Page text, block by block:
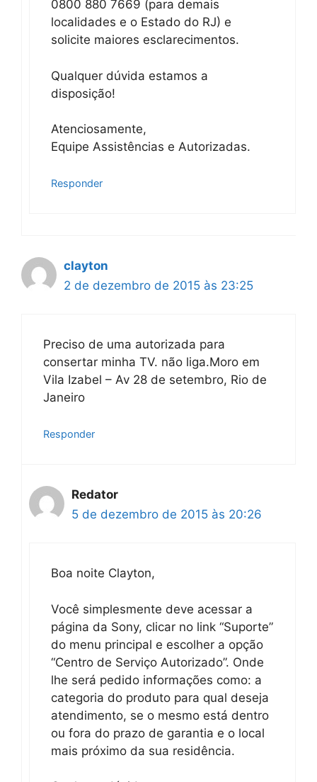
0800 880 7669 (para demais
localidades e o Estado do RJ) e
solicite maiores esclarecimentos.
Qualquer dúvida estamos a
disposição!
Atenciosamente,
Equipe Assistências e Autorizadas.
Responder
clayton
2 de dezembro de 2015 às 23:25
Preciso de uma autorizada para
consertar minha TV. não liga.Moro em
Vila Izabel – Av 28 de setembro, Rio de
Janeiro
Responder
Redator
5 de dezembro de 2015 às 20:26
Boa noite Clayton,
Você simplesmente deve acessar a
página da Sony, clicar no link “Suporte”
do menu principal e escolher a opção
“Centro de Serviço Autorizado”. Onde
lhe será pedido informações como: a
categoria do produto para qual deseja
atendimento, se o mesmo está dentro
ou fora do prazo de garantia e o local
mais próximo da sua residência.